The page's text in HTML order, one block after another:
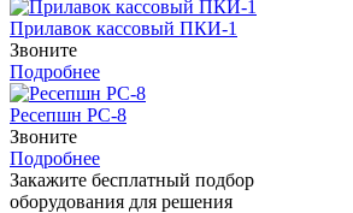
Прилавок кассовый ПКИ-1
Звоните
Подробнее
Ресепшн РС-8
Звоните
Подробнее
Закажите бесплатный подбор
оборудования для решения